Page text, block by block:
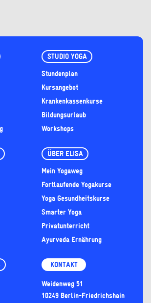
STUDIO YOGA
Stundenplan
Kursangebot
Krankenkassenkurse
Bildungsurlaub
Workshops
ÜBER ELISA
Mein Yogaweg
Fortlaufende Yogakurse
Yoga Gesundheitskurse
Smarter Yoga
Privatunterricht
Ayurveda Ernährung
KONTAKT
Weidenweg 51
10249 Berlin-Friedrichshain